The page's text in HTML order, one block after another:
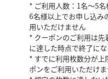
国宝羽黒山五重塔
* ご利用人数：1名～5名
6名様以上でお申し込み
用いただけません
* クーポンのご利用は
に達した時点で終了にな
* すでに利用枚数分が
ポンをご利用いただけま